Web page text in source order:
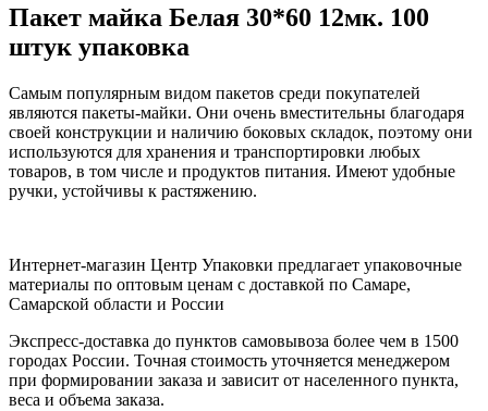
Пакет майка Белая 30*60 12мк. 100
штук упаковка
Самым популярным видом пакетов среди покупателей
являются пакеты-майки. Они очень вместительны благодаря
своей конструкции и наличию боковых складок, поэтому они
используются для хранения и транспортировки любых
товаров, в том числе и продуктов питания. Имеют удобные
ручки, устойчивы к растяжению.
Интернет-магазин Центр Упаковки предлагает упаковочные
материалы по оптовым ценам с доставкой по Самаре,
Самарской области и России
Экспресс-доставка до пунктов самовывоза более чем в 1500
городах России. Точная стоимость уточняется менеджером
при формировании заказа и зависит от населенного пункта,
веса и объема заказа.